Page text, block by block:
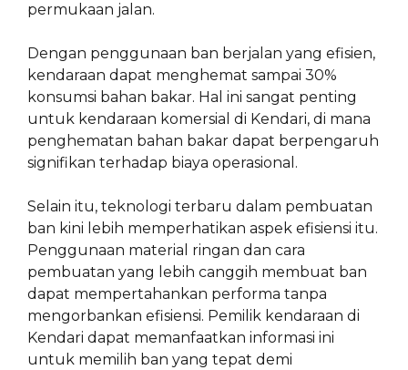
permukaan jalan.
Dengan penggunaan ban berjalan yang efisien,
kendaraan dapat menghemat sampai 30%
konsumsi bahan bakar. Hal ini sangat penting
untuk kendaraan komersial di Kendari, di mana
penghematan bahan bakar dapat berpengaruh
signifikan terhadap biaya operasional.
Selain itu, teknologi terbaru dalam pembuatan
ban kini lebih memperhatikan aspek efisiensi itu.
Penggunaan material ringan dan cara
pembuatan yang lebih canggih membuat ban
dapat mempertahankan performa tanpa
mengorbankan efisiensi. Pemilik kendaraan di
Kendari dapat memanfaatkan informasi ini
untuk memilih ban yang tepat demi